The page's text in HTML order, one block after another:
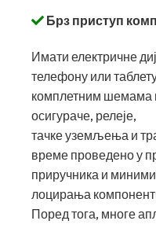
Брз приступ
Имати електричне
телефону или
комплетним шемама
осигураче, релеје,
тачке уземљења и
време проведено у
приручника и
лоцирања
Поред тога, многе